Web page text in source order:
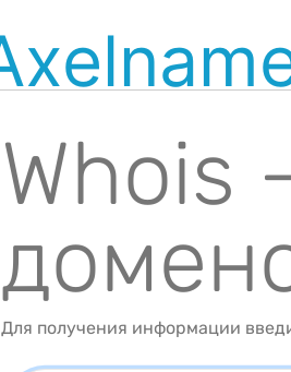
Whois
Для получения информации